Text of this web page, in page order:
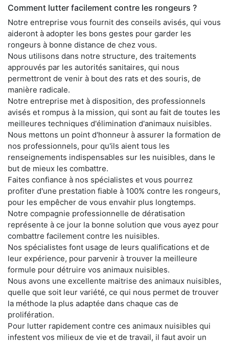
Comment lutter facilement contre les rongeurs ?
Notre entreprise vous fournit des conseils avisés, qui vous
aideront à adopter les bons gestes pour garder les
rongeurs à bonne distance de chez vous.
Nous utilisons dans notre structure, des traitements
approuvés par les autorités sanitaires, qui nous
permettront de venir à bout des rats et des souris, de
manière radicale.
Notre entreprise met à disposition, des professionnels
avisés et rompus à la mission, qui sont au fait de toutes les
meilleures techniques d'élimination d'animaux nuisibles.
Nous mettons un point d'honneur à assurer la formation de
nos professionnels, pour qu'ils aient tous les
renseignements indispensables sur les nuisibles, dans le
but de mieux les combattre.
Faites confiance à nos spécialistes et vous pourrez
profiter d'une prestation fiable à 100% contre les rongeurs,
pour les empêcher de vous envahir plus longtemps.
Notre compagnie professionnelle de dératisation
représente à ce jour la bonne solution que vous ayez pour
combattre facilement contre les nuisibles.
Nos spécialistes font usage de leurs qualifications et de
leur expérience, pour parvenir à trouver la meilleure
formule pour détruire vos animaux nuisibles.
Nous avons une excellente maitrise des animaux nuisibles,
quelle que soit leur variété, ce qui nous permet de trouver
la méthode la plus adaptée dans chaque cas de
prolifération.
Pour lutter rapidement contre ces animaux nuisibles qui
infestent vos milieux de vie et de travail, il faut avoir un